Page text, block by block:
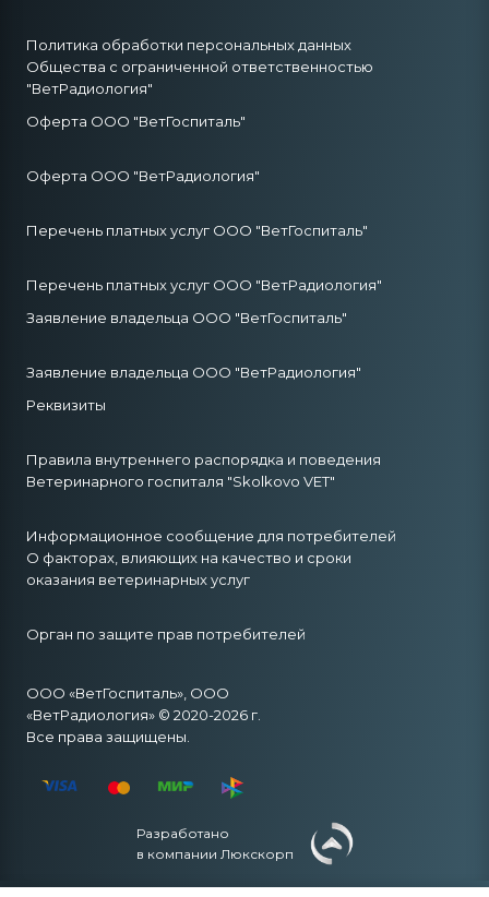
Политика обработки персональных данных
Общества с ограниченной ответственностью
"ВетРадиология"
Оферта ООО "ВетГоспиталь"
Оферта ООО "ВетРадиология"
Перечень платных услуг ООО "ВетГоспиталь"
Перечень платных услуг ООО "ВетРадиология"
Заявление владельца ООО "ВетГоспиталь"
Заявление владельца ООО "ВетРадиология"
Реквизиты
Правила внутреннего распорядка и поведения
Ветеринарного госпиталя "Skolkovo VET"
Информационное сообщение для потребителей
О факторах, влияющих на качество и сроки
оказания ветеринарных услуг
Орган по защите прав потребителей
ООО «ВетГоспиталь», ООО
«ВетРадиология» © 2020-2026 г.
Все права защищены.
Разработано
в компании Люкскорп